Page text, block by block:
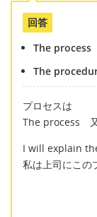
回答
The process
The
プロセスは
The process
I will explain
私は上司にこの